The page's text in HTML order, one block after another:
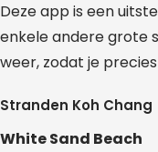
Deze app is een
enkele andere grote
weer, zodat je
Stranden Koh Chang
White Sand Beach